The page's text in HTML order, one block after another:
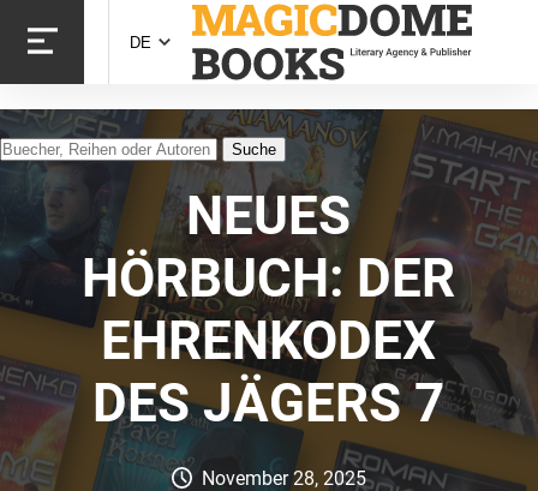
zum
Inhalt
DE
Suche Suche
NEUES
HÖRBUCH: DER
EHRENKODEX
DES JÄGERS 7
November 28, 2025